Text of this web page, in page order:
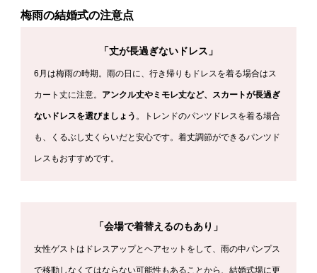
梅雨の結婚式の注意点
「丈が長過ぎないドレス」
6 月は梅雨の時期。雨の日に、行き帰りもドレスを着る場合はス
カート丈に注意。 アンクル丈やミモレ丈など、スカートが長過ぎ
ないドレスを選びましょう 。トレンドのパンツドレスを着る場合
も、くるぶし丈くらいだと安心です。着丈調節ができるパンツド
レスもおすすめです。
「会場で着替えるのもあり」
女性ゲストはドレスアップとヘアセットをして、雨の中パンプス
で移動しなくてはならない可能性もあることから、結婚式場に更